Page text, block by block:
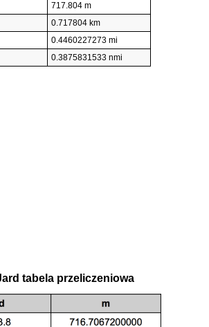
717.804 m
0.717804 km
0.4460227273 mi
0.3875831533 nmi
tabela przeliczeniowa